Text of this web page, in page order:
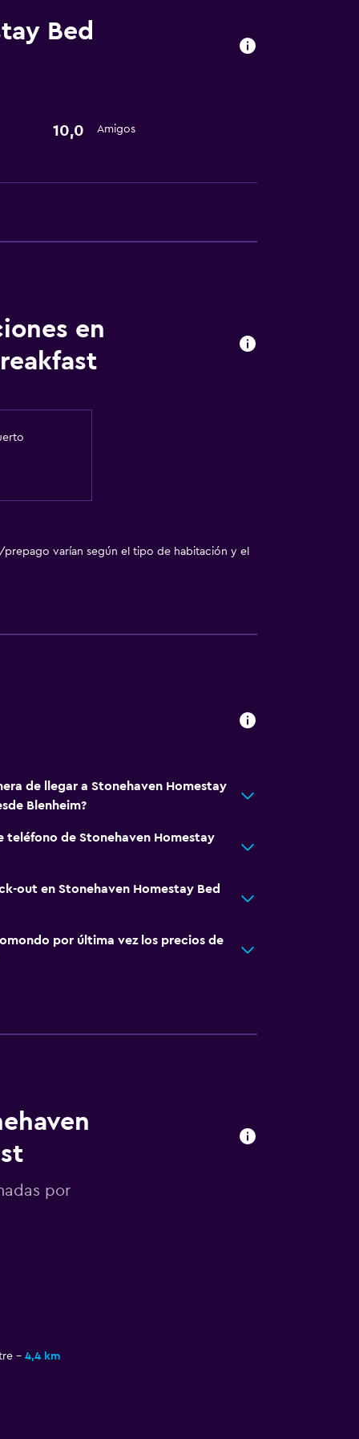
Bed
10,0 Amigos
en
prepago varían según el tipo de habitación y el
de llegar a Stonehaven Homestay
Blenheim?
teléfono de Stonehaven Homestay
out en Stonehaven Homestay Bed
por última vez los precios de
por
4,4 km